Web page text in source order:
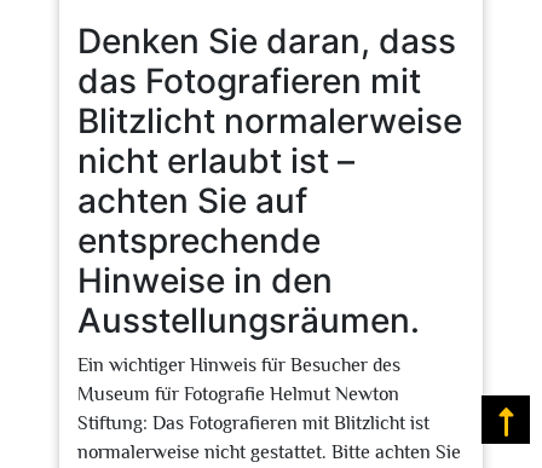
Denken Sie daran, dass
das Fotografieren mit
Blitzlicht normalerweise
nicht erlaubt ist –
achten Sie auf
entsprechende
Hinweise in den
Ausstellungsräumen.
Ein wichtiger Hinweis für Besucher des
Museum für Fotografie Helmut Newton
Stiftung: Das Fotografieren mit Blitzlicht ist
normalerweise nicht gestattet. Bitte achten Sie